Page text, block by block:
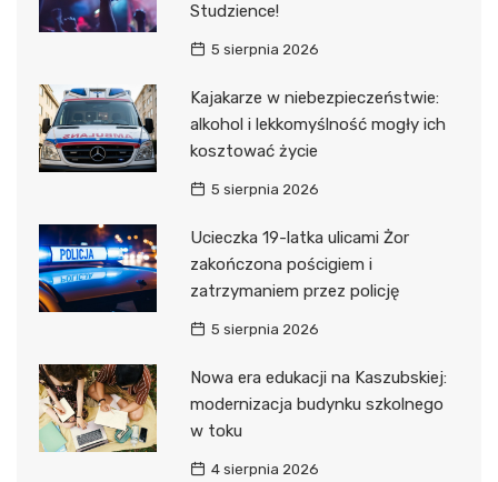
Studzience!
5 sierpnia 2026
Kajakarze w niebezpieczeństwie:
alkohol i lekkomyślność mogły ich
kosztować życie
5 sierpnia 2026
Ucieczka 19-latka ulicami Żor
zakończona pościgiem i
zatrzymaniem przez policję
5 sierpnia 2026
Nowa era edukacji na Kaszubskiej:
modernizacja budynku szkolnego
w toku
4 sierpnia 2026